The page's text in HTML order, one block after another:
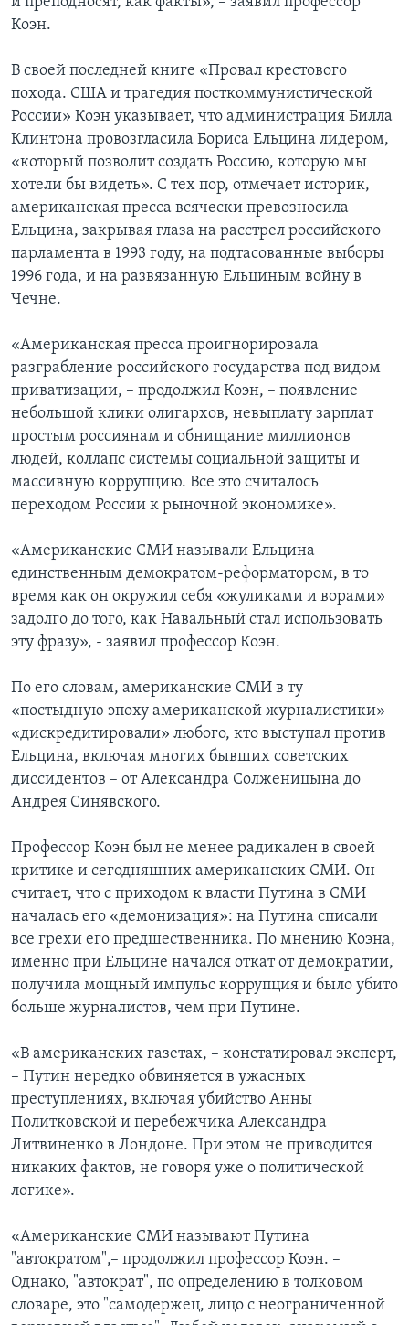
Коэн.
В своей последней книге «Провал крестового
похода. США и трагедия посткоммунистической
России» Коэн указывает, что администрация Билла
Клинтона провозгласила Бориса Ельцина лидером,
«который позволит создать Россию, которую мы
хотели бы видеть». С тех пор, отмечает историк,
американская пресса всячески превозносила
Ельцина, закрывая глаза на расстрел российского
парламента в 1993 году, на подтасованные выборы
1996 года, и на развязанную Ельциным войну в
Чечне.
«Американская пресса проигнорировала
разграбление российского государства под видом
приватизации, – продолжил Коэн, – появление
небольшой клики олигархов, невыплату зарплат
простым россиянам и обнищание миллионов
людей, коллапс системы социальной защиты и
массивную коррупцию. Все это считалось
переходом России к рыночной экономике».
«Американские СМИ называли Ельцина
единственным демократом-реформатором, в то
время как он окружил себя «жуликами и ворами»
задолго до того, как Навальный стал использовать
эту фразу», - заявил профессор Коэн.
По его словам, американские СМИ в ту
«постыдную эпоху американской журналистики»
«дискредитировали» любого, кто выступал против
Ельцина, включая многих бывших советских
диссидентов – от Александра Солженицына до
Андрея Синявского.
Профессор Коэн был не менее радикален в своей
критике и сегодняшних американских СМИ. Он
считает, что с приходом к власти Путина в СМИ
началась его «демонизация»: на Путина списали
все грехи его предшественника. По мнению Коэна,
именно при Ельцине начался откат от демократии,
получила мощный импульс коррупция и было убито
больше журналистов, чем при Путине.
«В американских газетах, – констатировал эксперт,
– Путин нередко обвиняется в ужасных
преступлениях, включая убийство Анны
Политковской и перебежчика Александра
Литвиненко в Лондоне. При этом не приводится
никаких фактов, не говоря уже о политической
логике».
«Американские СМИ называют Путина
"автократом",– продолжил профессор Коэн. –
Однако, "автократ", по определению в толковом
словаре, это "самодержец, лицо с неограниченной